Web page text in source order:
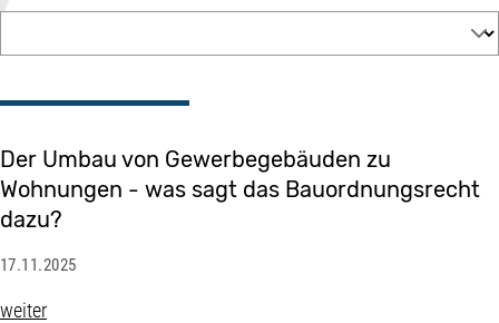
Der Umbau von Gewerbegebäuden zu
Wohnungen - was sagt das Bauordnungsrecht
dazu?
17.11.2025
weiter